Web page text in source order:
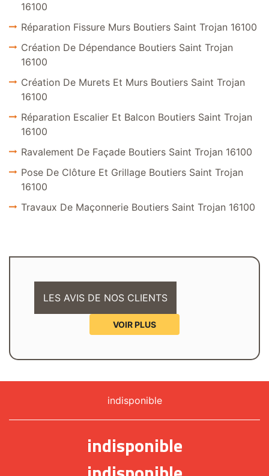
16100
Réparation Fissure Murs Boutiers Saint Trojan 16100
Création De Dépendance Boutiers Saint Trojan
16100
Création De Murets Et Murs Boutiers Saint Trojan
16100
Réparation Escalier Et Balcon Boutiers Saint Trojan
16100
Ravalement De Façade Boutiers Saint Trojan 16100
Pose De Clôture Et Grillage Boutiers Saint Trojan
16100
Travaux De Maçonnerie Boutiers Saint Trojan 16100
LES AVIS DE NOS CLIENTS
VOIR PLUS
indisponible
indisponible